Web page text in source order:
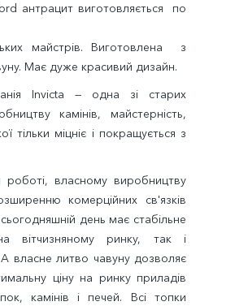
антрацит виготовляється по
майстрів. Виготовлена з
Має дуже красивий дизайн.
Invicta — одна зі старих
камінів, майстерність,
тільки міцніє і покращується з
роботі, власному виробництву
комерційних св'язків
день має стабільне
вітчизняному ринку, так і
власне литво чавуну дозволяє
ціну на ринку приладів
камінів і печей. Всі топки